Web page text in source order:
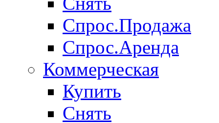
Спрос.Продажа
Спрос.Аренда
Коммерческая
Купить
Снять